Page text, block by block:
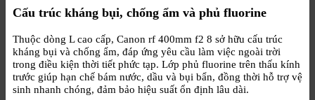
Cấu trúc kháng bụi, chống ẩm và phủ fluorine
Thuộc dòng L cao cấp, Canon rf 400mm f2 8 sở hữu cấu trúc
kháng bụi và chống ẩm, đáp ứng yêu cầu làm việc ngoài trời
trong điều kiện thời tiết phức tạp. Lớp phủ fluorine trên thấu kính
trước giúp hạn chế bám nước, dầu và bụi bẩn, đồng thời hỗ trợ vệ
sinh nhanh chóng, đảm bảo hiệu suất ổn định lâu dài.